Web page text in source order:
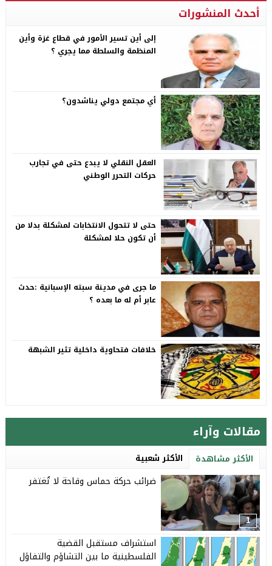
أحدث المنشورات
إلى أين تسير الأمور في قطاع غزة وأين
المنظمة والسلطة مما يجري ؟
أي مجتمع دولي يناشدون؟
العقل النقلي لا يبدع حتى في تجارب
حركات التحرر الوطني
حتى لا تتحول الانتخابات لمشكلة بدلا من
أن تكون حلا لمشكلة
ما جرى في مدينة سبته الإسبانية :حدث
عابر أم له ما بعده ؟
خلافات فتحاوية داخلية تثير الشبهة
مقالات وآراء
الأكثر مشاهدة الأكثر شعبية
1
ضرائب حركة حماس وقاحة لا تُغتفر
استشراف مستقبل القضية
الفلسطينية ما بين التشاؤم والتفاؤل